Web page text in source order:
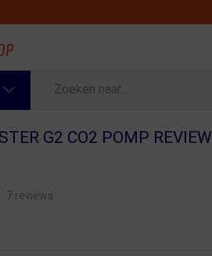
G2 CO2 POMP REVIEW
7 reviews